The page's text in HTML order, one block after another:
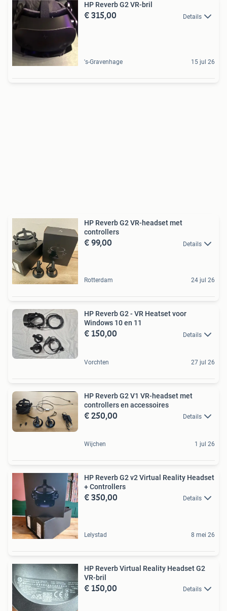
HP Reverb G2 VR-bril
€ 315,00 Details
's-Gravenhage 15 jul 26
HP Reverb G2 VR-headset met
controllers
€ 99,00 Details
Rotterdam 24 jul 26
HP Reverb G2 - VR Heatset voor
Windows 10 en 11
€ 150,00 Details
Vorchten 27 jul 26
HP Reverb G2 V1 VR-headset met
controllers en accessoires
€ 250,00 Details
Wijchen 1 jul 26
HP Reverb G2 v2 Virtual Reality Headset
+ Controllers
€ 350,00 Details
Lelystad 8 mei 26
HP Reverb Virtual Reality Headset G2
VR-bril
€ 150,00 Details